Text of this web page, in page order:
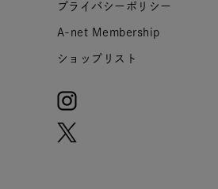
プライバシーポリシー
A-net Membership
ショップリスト